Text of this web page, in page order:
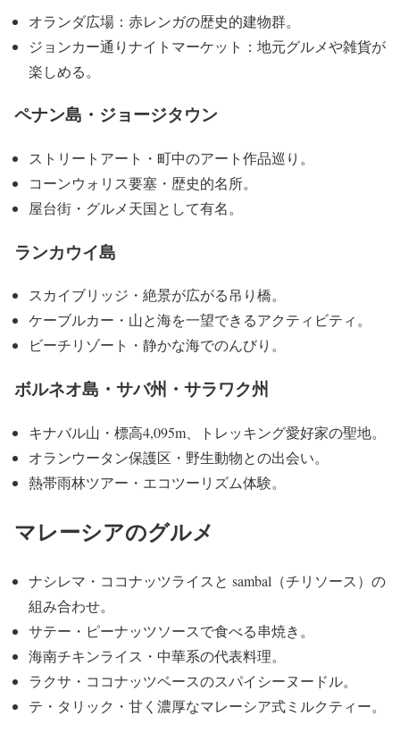
オランダ広場：赤レンガの歴史的建物群。
ジョンカー通りナイトマーケット：地元グルメや雑貨が
楽しめる。
ペナン島・ジョージタウン
ストリートアート・町中のアート作品巡り。
コーンウォリス要塞・歴史的名所。
屋台街・グルメ天国として有名。
ランカウイ島
スカイブリッジ・絶景が広がる吊り橋。
ケーブルカー・山と海を一望できるアクティビティ。
ビーチリゾート・静かな海でのんびり。
ボルネオ島・サバ州・サラワク州
キナバル山・標高4,095m、トレッキング愛好家の聖地。
オランウータン保護区・野生動物との出会い。
熱帯雨林ツアー・エコツーリズム体験。
マレーシアのグルメ
ナシレマ・ココナッツライスと sambal（チリソース）の
組み合わせ。
サテー・ピーナッツソースで食べる串焼き。
海南チキンライス・中華系の代表料理。
ラクサ・ココナッツベースのスパイシーヌードル。
テ・タリック・甘く濃厚なマレーシア式ミルクティー。